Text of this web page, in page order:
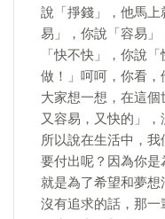
說「掙錢」，他馬
易」，你說「容易
「快不快」，你說
做！」呵呵，你看，
大家想一想，在這個
又容易，又快的」，
所以說在生活中，
要付出呢？因為你
就是為了希望和夢想
沒有追求的話，那一